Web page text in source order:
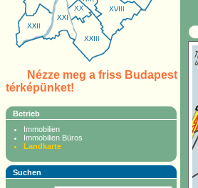
Nézze meg a friss Budapest
térképünket!
Betrieb
Immobilien
Immobilien Büros
Landkarte
Suchen